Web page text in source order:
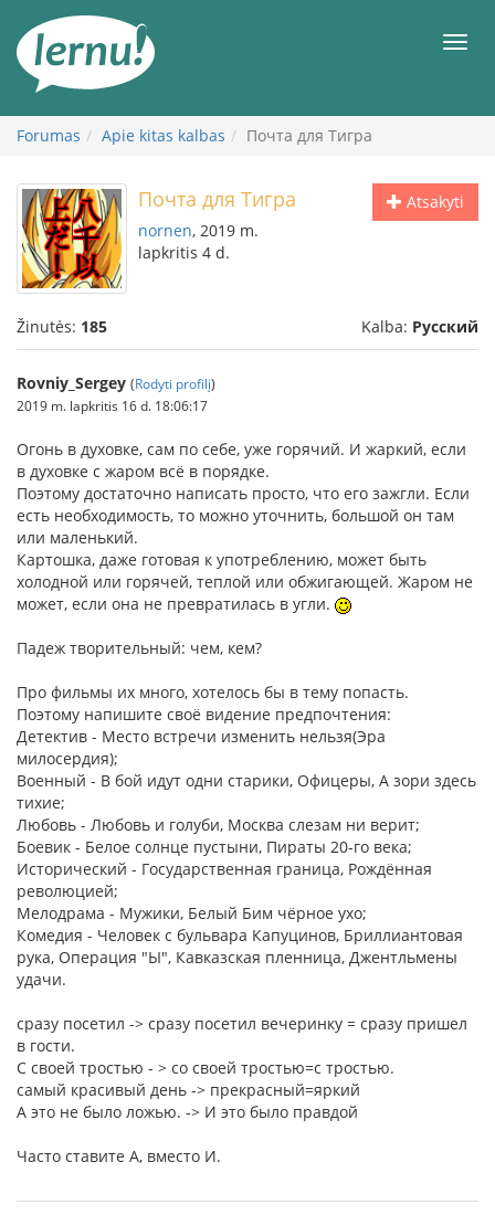
turinį
Forumas Apie kitas kalbas Почта для Тигра
Atsakyti
Почта для Тигра
nornen, 2019 m.
lapkritis 4 d.
Žinutės: 185 Kalba: Русский
Rovniy_Sergey (Rodyti profilį)
2019 m. lapkritis 16 d. 18:06:17
Огонь в духовке, сам по себе, уже горячий. И жаркий, если
в духовке с жаром всё в порядке.
Поэтому достаточно написать просто, что его зажгли. Если
есть необходимость, то можно уточнить, большой он там
или маленький.
Картошка, даже готовая к употреблению, может быть
холодной или горячей, теплой или обжигающей. Жаром не
может, если она не превратилась в угли.
Падеж творительный: чем, кем?
Про фильмы их много, хотелось бы в тему попасть.
Поэтому напишите своё видение предпочтения:
Детектив - Место встречи изменить нельзя(Эра
милосердия);
Военный - В бой идут одни старики, Офицеры, А зори здесь
тихие;
Любовь - Любовь и голуби, Москва слезам ни верит;
Боевик - Белое солнце пустыни, Пираты 20-го века;
Исторический - Государственная граница, Рождённая
революцией;
Мелодрама - Мужики, Белый Бим чёрное ухо;
Комедия - Человек с бульвара Капуцинов, Бриллиантовая
рука, Операция "Ы", Кавказская пленница, Джентльмены
удачи.
сразу посетил -> сразу посетил вечеринку = сразу пришел
в гости.
С своей тростью - > со своей тростью=с тростью.
самый красивый день -> прекрасный=яркий
А это не было ложью. -> И это было правдой
Часто ставите А, вместо И.